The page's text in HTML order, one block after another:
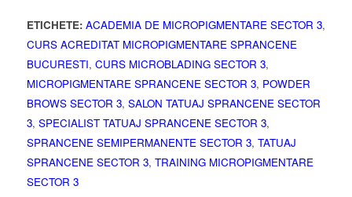
ETICHETE: ACADEMIA DE MICROPIGMENTARE SECTOR 3,
CURS ACREDITAT MICROPIGMENTARE SPRANCENE
BUCURESTI, CURS MICROBLADING SECTOR 3,
MICROPIGMENTARE SPRANCENE SECTOR 3, POWDER
BROWS SECTOR 3, SALON TATUAJ SPRANCENE SECTOR
3, SPECIALIST TATUAJ SPRANCENE SECTOR 3,
SPRANCENE SEMIPERMANENTE SECTOR 3, TATUAJ
SPRANCENE SECTOR 3, TRAINING MICROPIGMENTARE
SECTOR 3